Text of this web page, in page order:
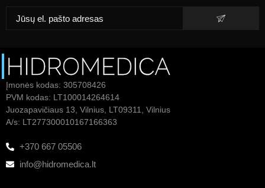
Įmonės kodas: 305708426
PVM kodas: LT100014264614
Juozapavičiaus 13, Vilnius, LT09311, Vilnius
A/s: LT277300010167166363
+370 667 05506
info@hidromedica.lt